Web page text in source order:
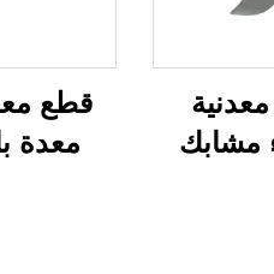
مشابك
قطع
معدة